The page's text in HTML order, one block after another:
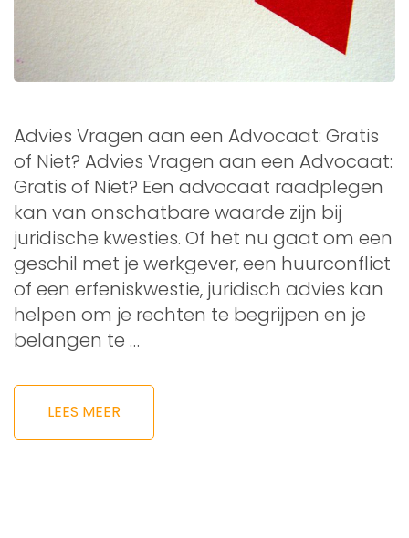
Advies Vragen aan een Advocaat: Gratis
of Niet? Advies Vragen aan een Advocaat:
Gratis of Niet? Een advocaat raadplegen
kan van onschatbare waarde zijn bij
juridische kwesties. Of het nu gaat om een
geschil met je werkgever, een huurconflict
of een erfeniskwestie, juridisch advies kan
helpen om je rechten te begrijpen en je
belangen te …
LEES MEER